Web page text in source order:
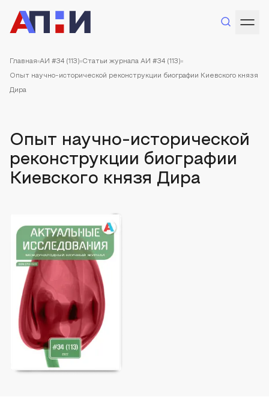
Главная АИ #34 (113) Статьи журнала АИ #34 (113)
Опыт научно-исторической реконструкции биографии Киевского князя
Дира
Опыт научно-исторической
реконструкции биографии
Киевского князя Дира